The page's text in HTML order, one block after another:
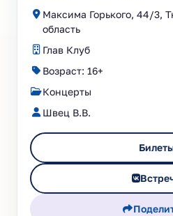
Максима Горького, 44/3,
область
Глав Клуб
Возраст: 16+
Концерты
Швец В.В.